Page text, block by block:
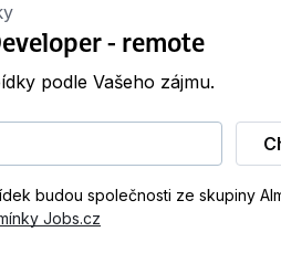
- remote
podle Vašeho zájmu.
budou společnosti ze skupiny
Jobs.cz